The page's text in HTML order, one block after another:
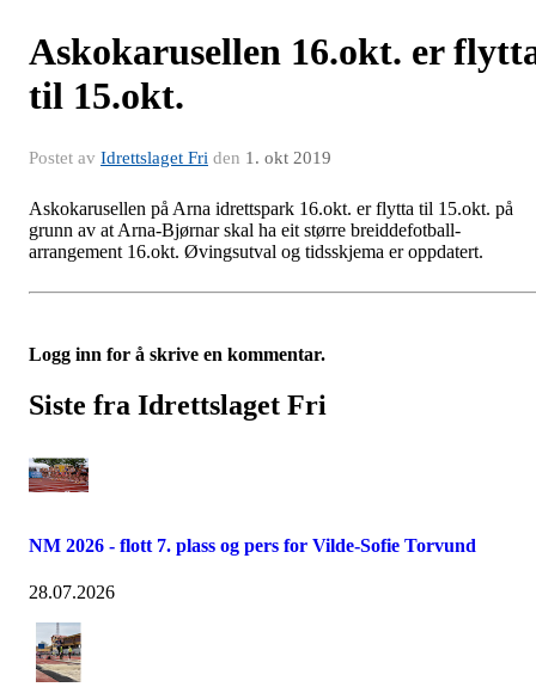
Askokarusellen 16.okt. er
til 15.okt.
Postet av Idrettslaget Fri den 1. okt 2019
Askokarusellen på Arna idrettspark 16.okt. er flytta til 15.okt. på
grunn av at Arna-Bjørnar skal ha eit større breiddefotball-
arrangement 16.okt. Øvingsutval og tidsskjema er oppdatert.
Logg inn for å skrive en kommentar.
Siste fra Idrettslaget Fri
NM 2026 - flott 7. plass og pers for Vilde-Sofie Torvund
28.07.2026